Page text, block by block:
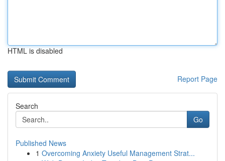
HTML is disabled
Report Page
Search
Go
Published News
1 Overcoming Anxiety Useful Management Strat...